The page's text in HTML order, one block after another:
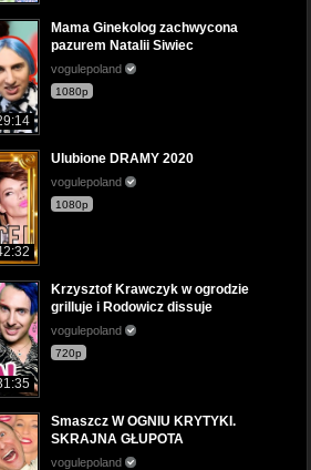
Mama Ginekolog zachwycona
pazurem Natalii Siwiec
vogulepoland
1080p
Ulubione DRAMY 2020
vogulepoland
1080p
Krzysztof Krawczyk w ogrodzie
grilluje i Rodowicz dissuje
vogulepoland
720p
Smaszcz W OGNIU KRYTYKI.
SKRAJNA GŁUPOTA
vogulepoland